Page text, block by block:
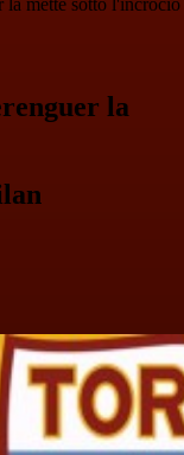
mette sotto l'incrocio
la